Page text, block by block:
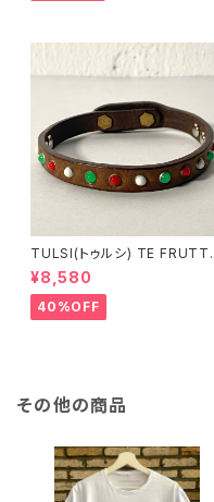
TULSI(トゥルシ) TE FRUTTI
NO BIANCO ROSSO VERDE
¥8,580
40%OFF
その他の商品